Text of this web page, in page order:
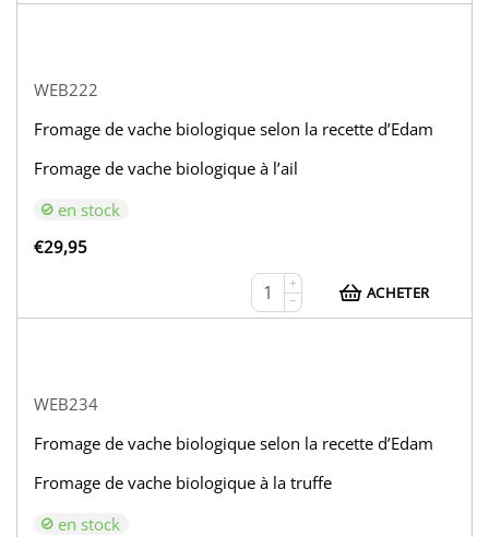
WEB222
Fromage de vache biologique selon la recette d’Edam
Fromage de vache biologique à l’ail
en stock
€29,95
+
−
ACHETER
WEB234
Fromage de vache biologique selon la recette d’Edam
Fromage de vache biologique à la truffe
en stock